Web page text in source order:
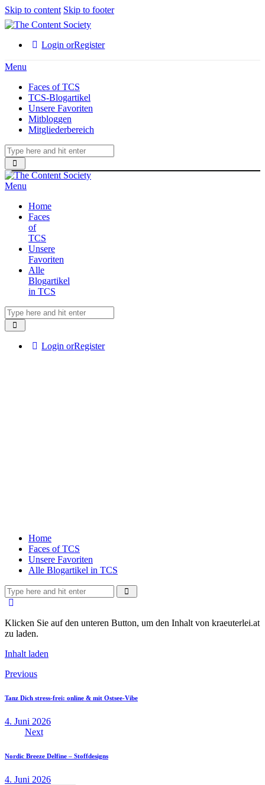
Skip to content Skip to footer
Login orRegister
Menu
Faces of TCS
TCS-Blogartikel
Unsere Favoriten
Mitbloggen
Mitgliederbereich
Menu
Home
Faces
of
TCS
Unsere
Favoriten
Alle
Blogartikel
in TCS
Login orRegister
Home
Faces of TCS
Unsere Favoriten
Alle Blogartikel in TCS
Klicken Sie auf den unteren Button, um den Inhalt von kraeuterlei.at
zu laden.
Inhalt laden
Beitragsnavigation
Previous
Tanz Dich stress-frei: online & mit Ostsee-Vibe
4. Juni 2026
Next
Nordic Breeze Delfine – Stoffdesigns
4. Juni 2026